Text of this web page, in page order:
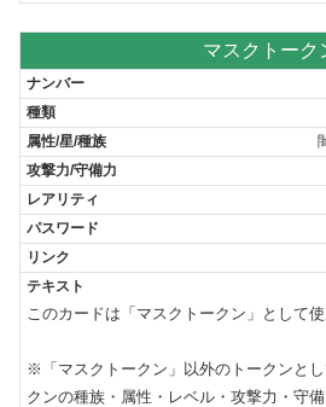
マスクトーク
このカードは「マスクトークン」として使
※「マスクトークン」以外のトークンと
クンの種族・属性・レベル・攻撃力・守備